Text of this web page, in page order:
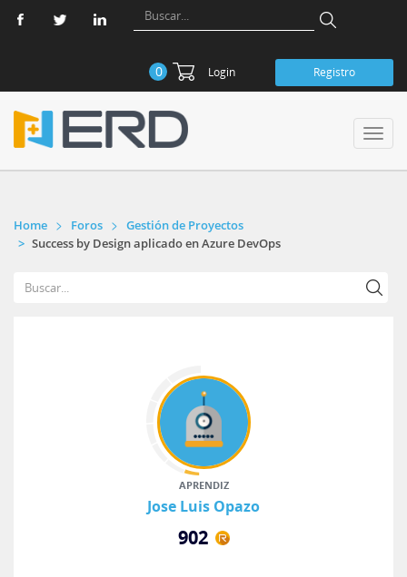
0 Login Registro
Home Foros
Gestión de Proyectos
Success by Design aplicado en Azure DevOps
APRENDIZ
Jose Luis Opazo
902